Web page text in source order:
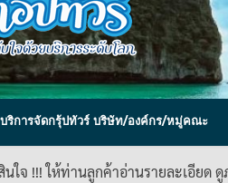
บริการจัดกรุ้ปทัวร์ บริษัท/องค์กร/หมู่คณะ
ใจ !!! ให้ท่านลูกค้าอ่านรายละเอีย